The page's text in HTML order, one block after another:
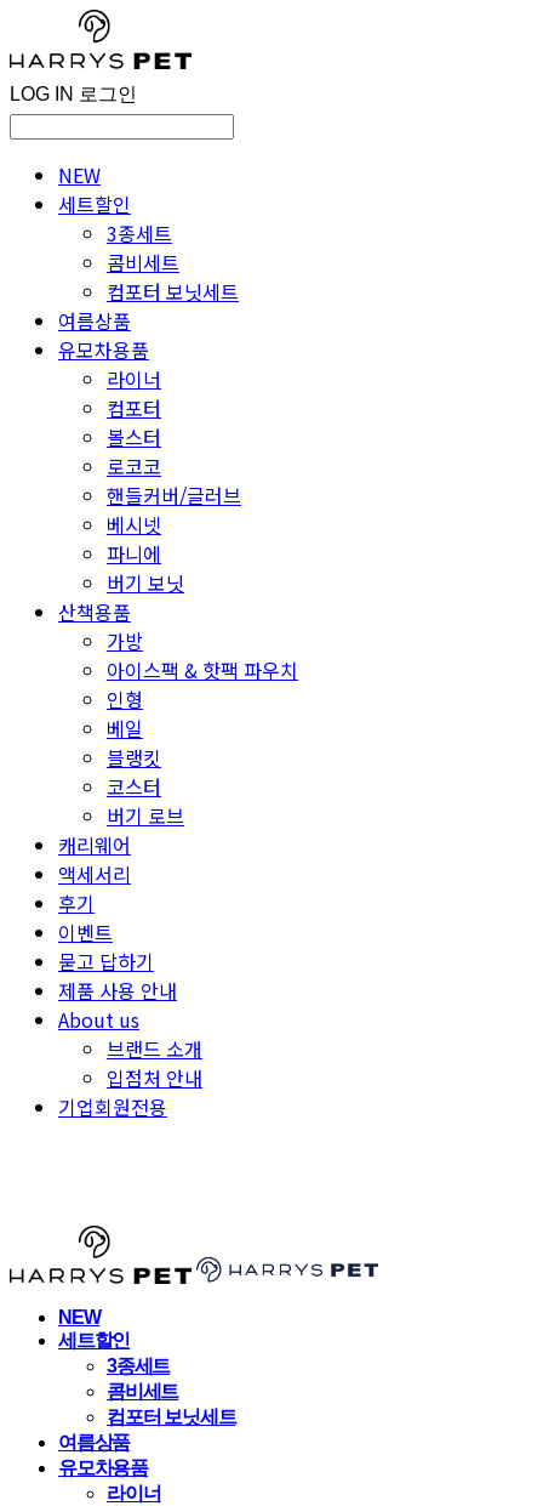
LOG IN 로그인
NEW
세트할인
3종세트
콤비세트
컴포터 보닛세트
여름상품
유모차용품
라이너
컴포터
볼스터
로코코
핸들커버/글러브
베시넷
파니에
버기 보닛
산책용품
가방
아이스팩 & 핫팩 파우치
인형
베일
블랭킷
코스터
버기 로브
캐리웨어
액세서리
후기
이벤트
묻고 답하기
제품 사용 안내
About us
브랜드 소개
입점처 안내
기업회원전용
NEW
세트할인
3종세트
콤비세트
컴포터 보닛세트
여름상품
유모차용품
라이너